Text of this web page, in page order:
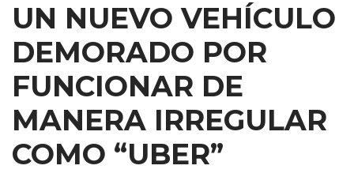
UN NUEVO VEHÍCULO
DEMORADO POR
FUNCIONAR DE
MANERA IRREGULAR
COMO “UBER”